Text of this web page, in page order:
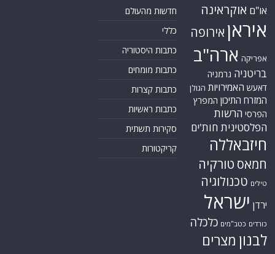
או"ם אוקראינה
איראן אירופה
אפריקה ארה"ב
בריטניה גרמניה
דאעש האמירויות הגולן
המזרח התיכון המפרץ
הפרסי הרשות
הפלסטינית חות'ים
חיזבאללה
חמאס טורקיה
טילים טכנולוגיה
ירדן ישראל
כורדים כטב"מים כלכלה
לבנון מצרים
חדשות מהעולם
כללי
כתבות היסטוריה
כתבות מומחים
כתבות קצרות
כתבות ראשיות
סקירות תשתית
קריקטורות